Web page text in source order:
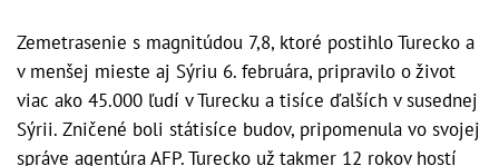
Zemetrasenie s magnitúdou 7,8, ktoré postihlo Turecko a
v menšej mieste aj Sýriu 6. februára, pripravilo o život
viac ako 45.000 ľudí v Turecku a tisíce ďalších v susednej
Sýrii. Zničené boli státisíce budov, pripomenula vo svojej
správe agentúra AFP. Turecko už takmer 12 rokov hostí